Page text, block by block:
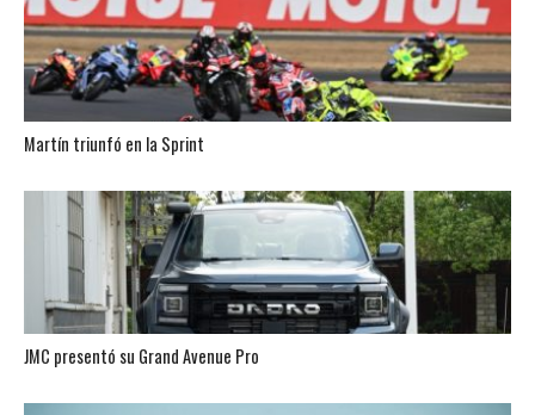
Martín triunfó en la Sprint
JMC presentó su Grand Avenue Pro